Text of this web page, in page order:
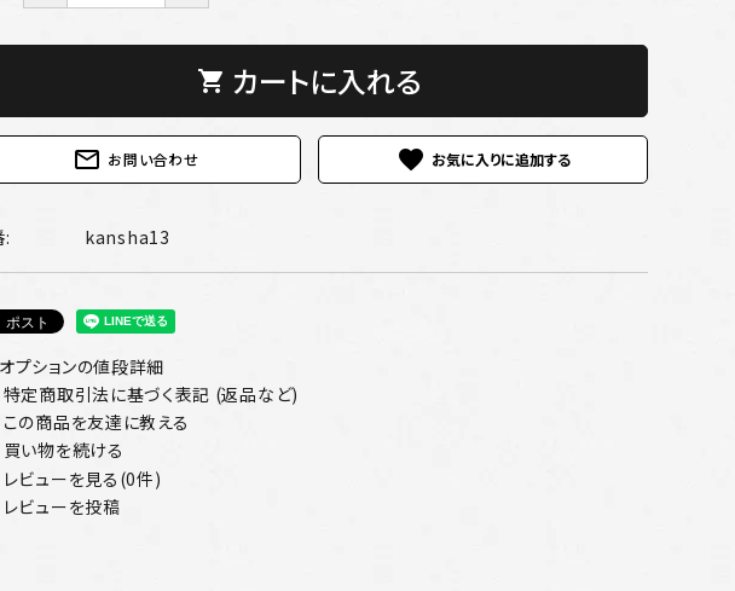
shopping_cart カートに入れる
mail_outline お問い合わせ favorite
: kansha13
オプションの値段詳細
特定商取引法に基づく表記 (返品など)
この商品を友達に教える
買い物を続ける
レビューを見る(0件)
レビューを投稿